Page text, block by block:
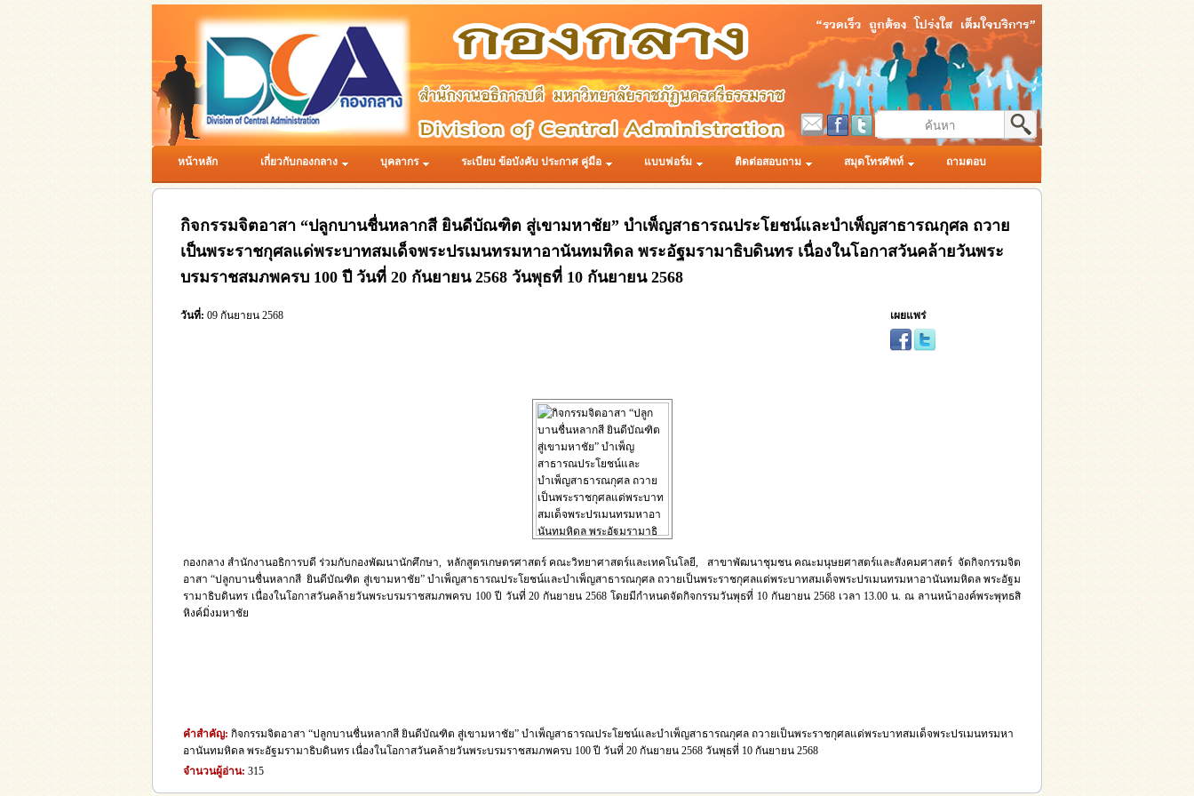
หน้าหลัก เกี่ยวกับกองกลาง บุคลากร ระเบียบ ข้อบังคับ ประกาศ คู่มือ แบบฟอร์ม ติดต่อสอบถาม สมุดโทรศัพท์ ถามตอบ
กิจกรรมจิตอาสา “ปลูกบานชื่นหลากสี ยินดีบัณฑิต สู่เขามหาชัย” บำเพ็ญสาธารณประโยชน์และบำเพ็ญสาธารณกุศล ถวาย
เป็นพระราชกุศลแด่พระบาทสมเด็จพระปรเมนทรมหาอานันทมหิดล พระอัฐมรามาธิบดินทร เนื่องในโอกาสวันคล้ายวันพระ
บรมราชสมภพครบ 100 ปี วันที่ 20 กันยายน 2568 วันพุธที่ 10 กันยายน 2568
วันที่: 09 กันยายน 2568 เผยแพร่
กองกลาง สำนักงานอธิการบดี ร่วมกับกองพัฒนานักศึกษา, หลักสูตรเกษตรศาสตร์ คณะวิทยาศาสตร์และเทคโนโลยี, สาขาพัฒนาชุมชน คณะมนุษยศาสตร์และสังคมศาสตร์ จัดกิจกรรมจิต
อาสา “ปลูกบานชื่นหลากสี ยินดีบัณฑิต สู่เขามหาชัย” บำเพ็ญสาธารณประโยชน์และบำเพ็ญสาธารณกุศล ถวายเป็นพระราชกุศลแด่พระบาทสมเด็จพระปรเมนทรมหาอานันทมหิดล พระอัฐม
รามาธิบดินทร เนื่องในโอกาสวันคล้ายวันพระบรมราชสมภพครบ 100 ปี วันที่ 20 กันยายน 2568 โดยมีกำหนดจัดกิจกรรมวันพุธที่ 10 กันยายน 2568 เวลา 13.00 น. ณ ลานหน้าองค์พระพุทธสิ
หิงค์มิ่งมหาชัย
คำสำคัญ: กิจกรรมจิตอาสา “ปลูกบานชื่นหลากสี ยินดีบัณฑิต สู่เขามหาชัย” บำเพ็ญสาธารณประโยชน์และบำเพ็ญสาธารณกุศล ถวายเป็นพระราชกุศลแด่พระบาทสมเด็จพระปรเมนทรมหา
อานันทมหิดล พระอัฐมรามาธิบดินทร เนื่องในโอกาสวันคล้ายวันพระบรมราชสมภพครบ 100 ปี วันที่ 20 กันยายน 2568 วันพุธที่ 10 กันยายน 2568
จำนวนผู้อ่าน: 315